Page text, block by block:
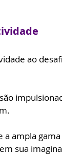
ao
ampla
sua